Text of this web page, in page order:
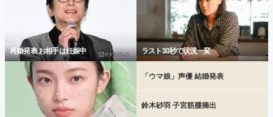
再婚発表 お相手は妊娠中 ラスト30秒で状況一変
「ウマ娘」声優 結婚発表
鈴木砂羽 子宮筋腫摘出